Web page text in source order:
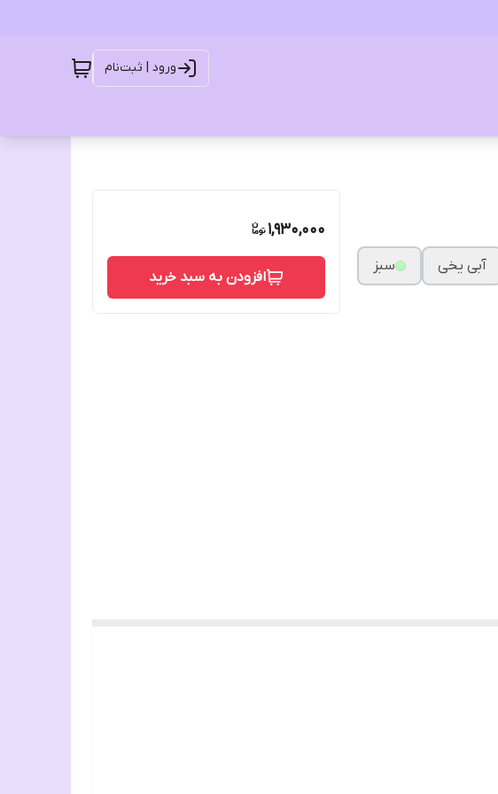
ورود | ثبت‌نام
آبی یخی
سبز
1,930,000
افزودن به سبد خرید